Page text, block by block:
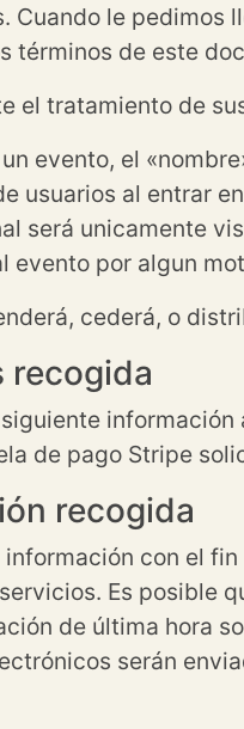
Cuando le
términos de este
el tratamiento de
evento, el
usuarios al entrar
será unicamente
evento por algun
cederá, o
recogida
de pago Stripe
recogida
con el
Es posible
de última hora
serán